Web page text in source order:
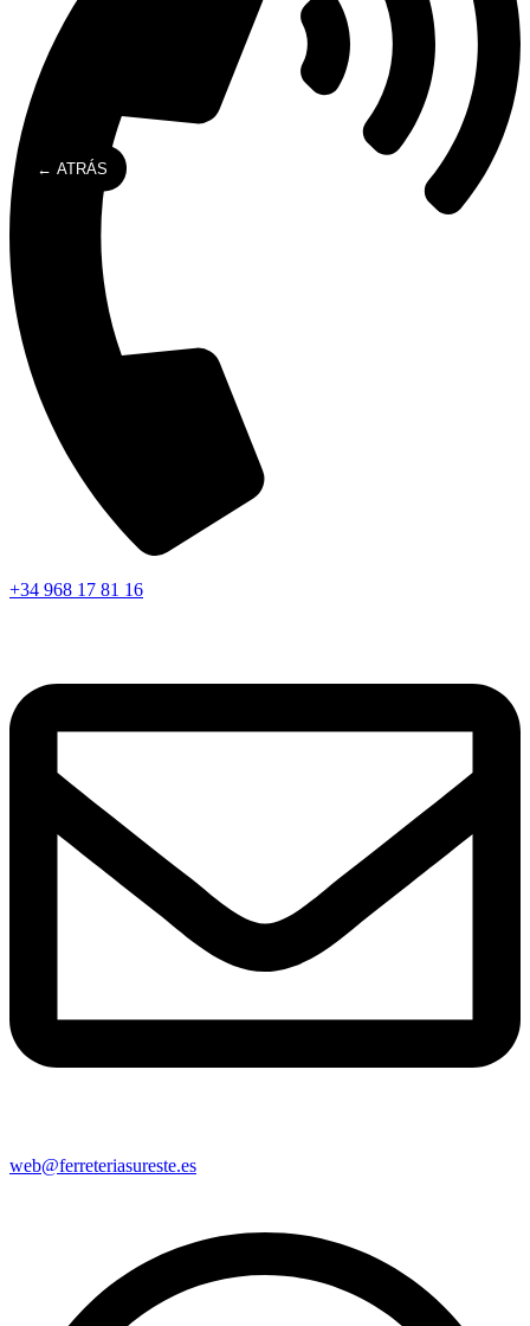
+34 968 17 81 16
web@ferreteriasureste.es
← ATRÁS